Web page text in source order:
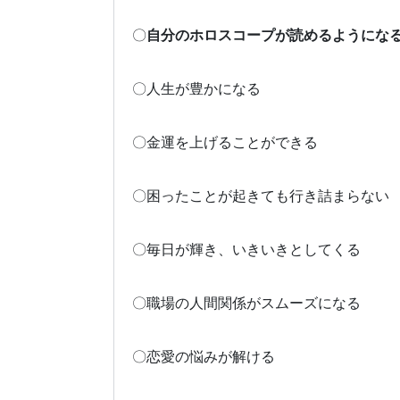
〇自分のホロスコープが読めるようにな
〇人生が豊かになる
〇金運を上げることができる
〇困ったことが起きても行き詰まらない
〇毎日が輝き、いきいきとしてくる
〇職場の人間関係がスムーズになる
〇恋愛の悩みが解ける